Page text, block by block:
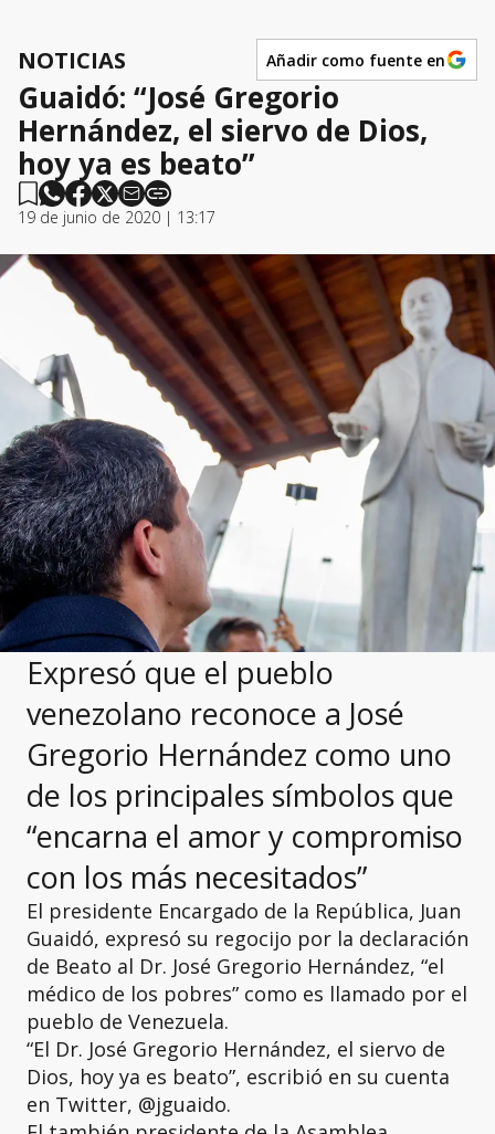
NOTICIAS Añadir como fuente en
Guaidó: “José Gregorio
Hernández, el siervo de Dios,
hoy ya es beato”
19 de junio de 2020 | 13:17
Expresó que el pueblo
venezolano reconoce a José
Gregorio Hernández como uno
de los principales símbolos que
“encarna el amor y compromiso
con los más necesitados”
El presidente Encargado de la República, Juan
Guaidó, expresó su regocijo por la declaración
de Beato al Dr. José Gregorio Hernández, “el
médico de los pobres” como es llamado por el
pueblo de Venezuela.
“El Dr. José Gregorio Hernández, el siervo de
Dios, hoy ya es beato”, escribió en su cuenta
en Twitter, @jguaido.